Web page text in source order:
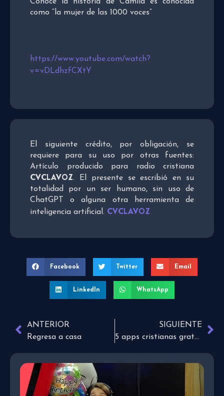
como “la mujer de las 1000 voces”
https://www.youtube.com/watch?
v=vDLdhzfCXtY
El siguiente crédito, por obligación, se
requiere para su uso por otras fuentes:
Artículo producido para radio cristiana
CVCLAVOZ. El presente se escribió en su
totalidad por un ser humano, sin uso de
ChatGPT o alguna otra herramienta de
inteligencia artificial. CVCLAVOZ
Facebook Twitter Email
LinkedIn WhatsApp
ANTERIOR
Regresa a casa
SIGUIENTE
5 apps cristianas gratuitas que debes tener